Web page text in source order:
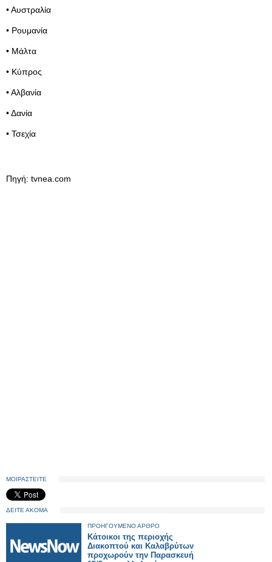
• Αυστραλία
• Ρουμανία
• Μάλτα
• Κύπρος
• Αλβανία
• Δανία
• Τσεχία
Πηγή: tvnea.com
ΜΟΙΡΑΣΤΕΙΤΕ
ΔΕΙΤΕ ΑΚΟΜΑ
ΠΡΟΗΓΟΥΜΕΝΟ ΑΡΘΡΟ
Κάτοικοι της περιοχής
Διακοπτού και Καλαβρύτων
προχωρούν την Παρασκευή